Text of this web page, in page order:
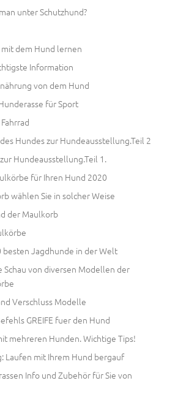
unter Schutzhund?
dem Hund lernen
Information
von dem Hund
für Sport
Hundes zur Hundeausstellung.Teil 2
Hundeausstellung.Teil 1.
für Ihren Hund 2020
wählen Sie in solcher Weise
der Maulkorb
besten Jagdhunde in der Welt
Schau von diversen Modellen der
Verschluss Modelle
GREIFE fuer den Hund
mehreren Hunden. Wichtige Tips!
Laufen mit Ihrem Hund bergauf
Info und Zubehör für Sie von